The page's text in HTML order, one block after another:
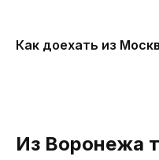
Как доехать из
Из Воронежа